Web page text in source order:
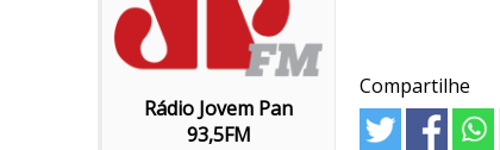
Rádio Jovem Pan
93,5FM
Compartilhe